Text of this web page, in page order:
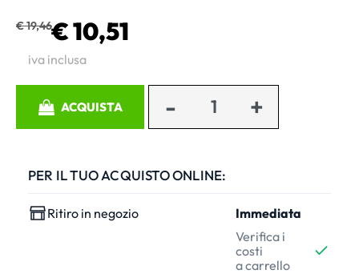
€ 19,46€ 10,51
iva inclusa
ACQUISTA
PER IL TUO ACQUISTO ONLINE:
Ritiro in negozio
Immediata
Verifica i
costi
a carrello